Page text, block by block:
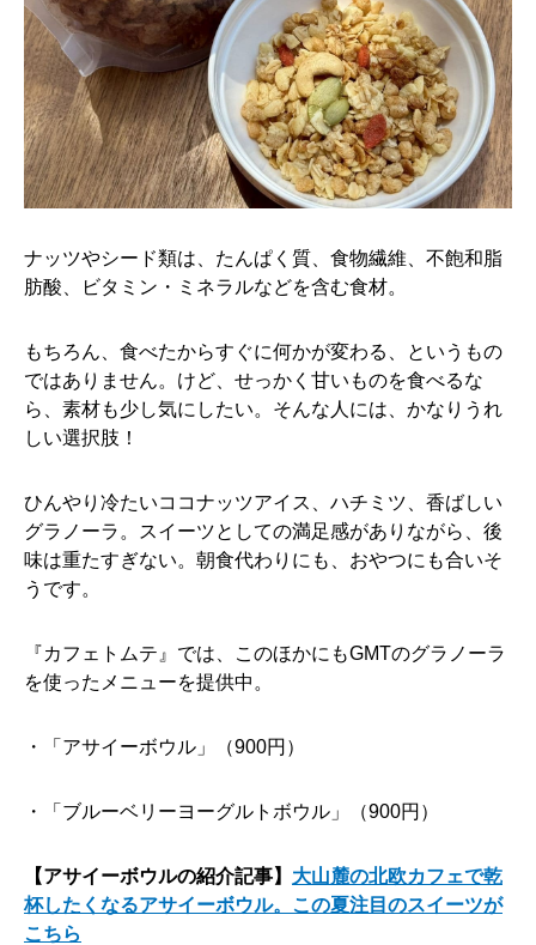
ナッツやシード類は、たんぱく質、食物繊維、不飽和脂
肪酸、ビタミン・ミネラルなどを含む食材。
もちろん、食べたからすぐに何かが変わる、というもの
ではありません。けど、せっかく甘いものを食べるな
ら、素材も少し気にしたい。そんな人には、かなりうれ
しい選択肢！
ひんやり冷たいココナッツアイス、ハチミツ、香ばしい
グラノーラ。スイーツとしての満足感がありながら、後
味は重たすぎない。朝食代わりにも、おやつにも合いそ
うです。
『カフェトムテ』では、このほかにもGMTのグラノーラ
を使ったメニューを提供中。
・「アサイーボウル」（900円）
・「ブルーベリーヨーグルトボウル」（900円）
【アサイーボウルの紹介記事】 大山麓の北欧カフェで乾
杯したくなるアサイーボウル。この夏注目のスイーツが
こちら